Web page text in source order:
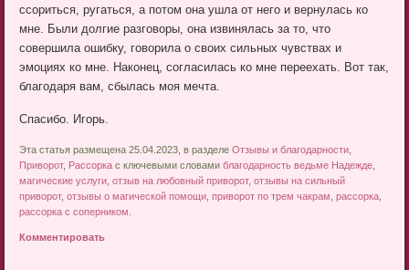
ссориться, ругаться, а потом она ушла от него и вернулась ко
мне. Были долгие разговоры, она извинялась за то, что
совершила ошибку, говорила о своих сильных чувствах и
эмоциях ко мне. Наконец, согласилась ко мне переехать. Вот так,
благодаря вам, сбылась моя мечта.
Спасибо. Игорь.
Эта статья размещена 25.04.2023, в разделеОтзывы и благодарности
Приворот, Рассорка с ключевыми словамиблагодарность ведьме Надежде
магические услуги ,отзыв на любовный приворот,отзывы на сильный
приворот,отзывы о магической помощи ,приворот по трем чакрам ,рассорка
рассорка с соперником
Комментировать